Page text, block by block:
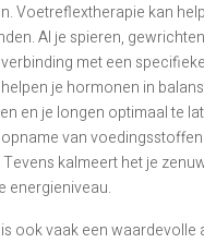
Voetreflextherapie kan
Al je spieren,
met een
je hormonen in
en je longen optimaal te
van
kalmeert het je
energieniveau.
ook vaak een waardevolle